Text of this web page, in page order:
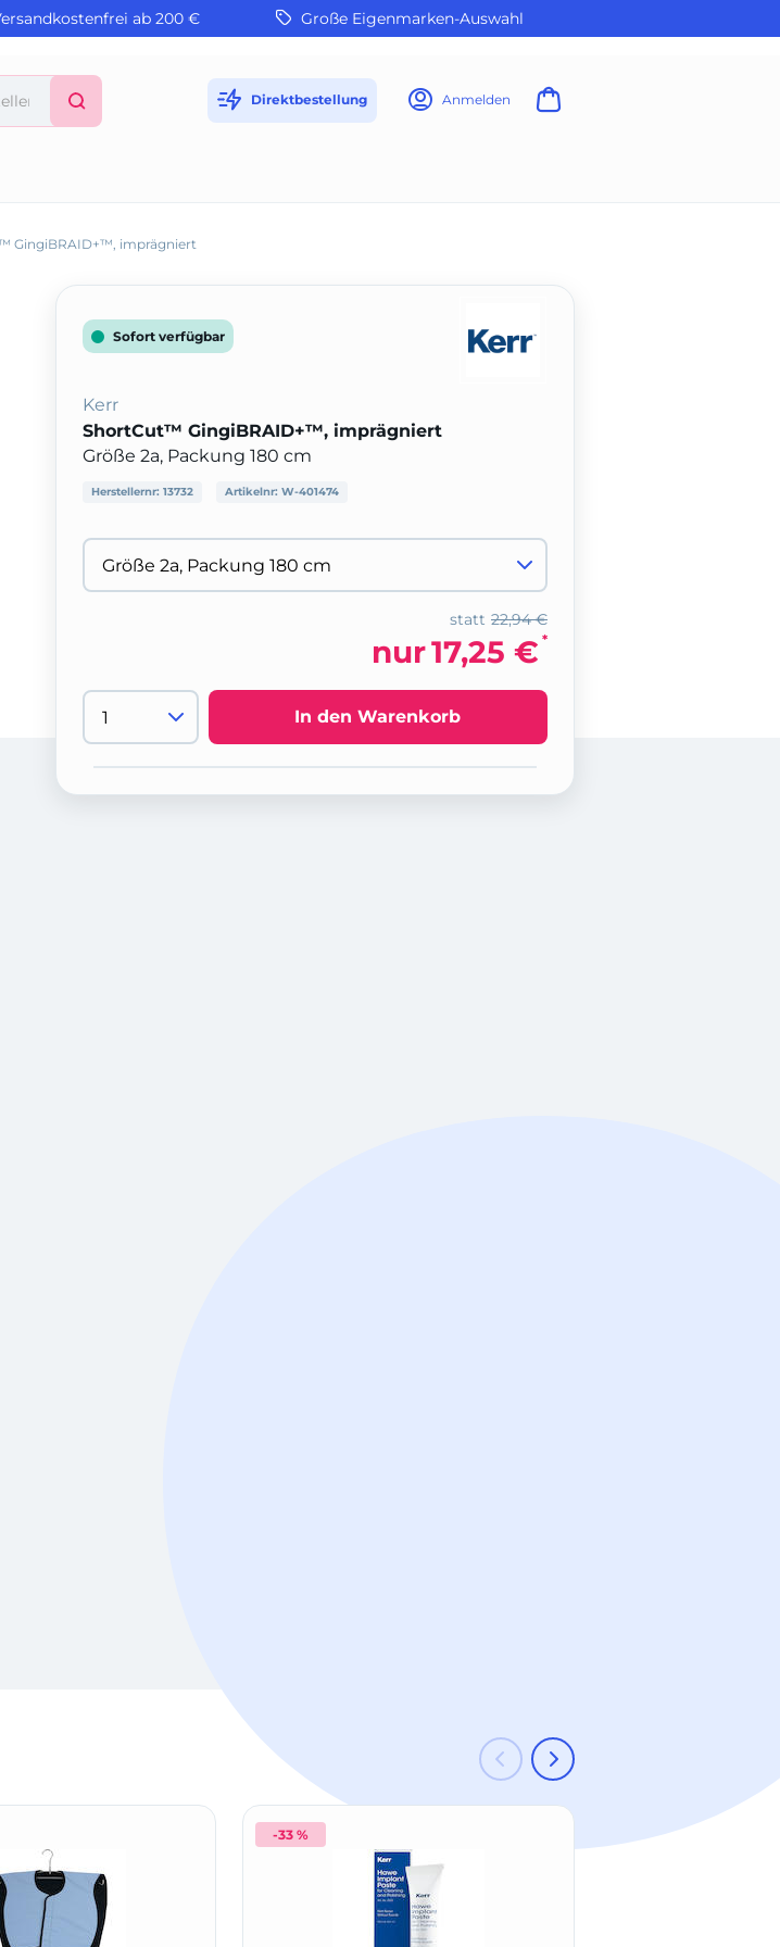
ab 200 € Große Eigenmarken-Auswahl
Direktbestellung Anmelden
GingiBRAID+™, imprägniert
Sofort verfügbar
Kerr
ShortCut™ GingiBRAID+™, imprägniert
Größe 2a, Packung 180 cm
Herstellernr: 13732 Artikelnr: W-401474
22,94 €
statt
nur17,25 € *
In den Warenkorb
-33 % -39 %